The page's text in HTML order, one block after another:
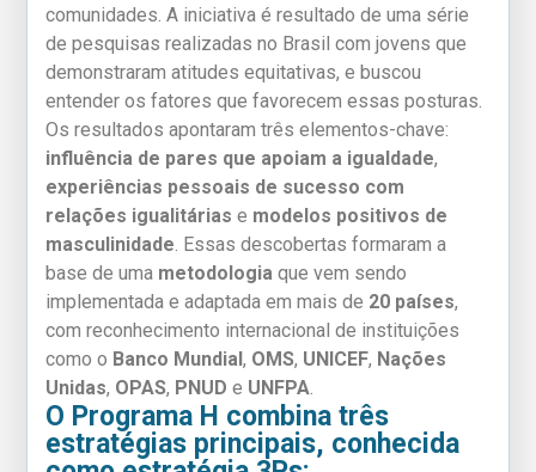
comunidades. A iniciativa é resultado de uma série
de pesquisas realizadas no Brasil com jovens que
demonstraram atitudes equitativas, e buscou
entender os fatores que favorecem essas posturas.
Os resultados apontaram três elementos-chave:
influência de pares que apoiam a igualdade,
experiências pessoais de sucesso com
relações igualitárias e modelos positivos de
masculinidade. Essas descobertas formaram a
base de uma metodologia que vem sendo
implementada e adaptada em mais de 20 países,
com reconhecimento internacional de instituições
como o Banco Mundial, OMS, UNICEF, Nações
Unidas, OPAS, PNUD e UNFPA.
O Programa H combina três
estratégias principais, conhecida